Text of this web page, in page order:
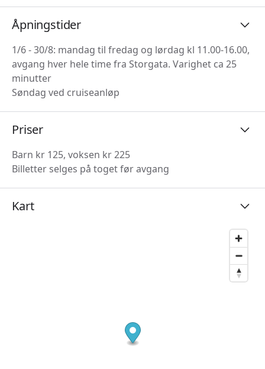
Åpningstider
1/6 - 30/8: mandag til fredag og lørdag kl 11.00-16.00,
avgang hver hele time fra Storgata. Varighet ca 25
minutter
Søndag ved cruiseanløp
Priser
Barn kr 125, voksen kr 225
Billetter selges på toget før avgang
Kart